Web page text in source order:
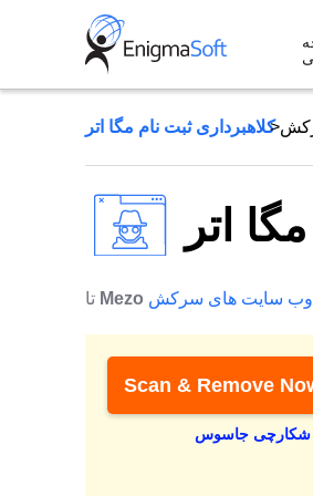
Mezo وب سایت های سرکش
Scan & Remove
شکارچی جاسوس